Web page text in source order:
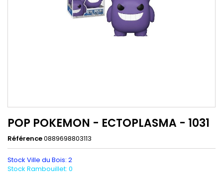
POP POKEMON - ECTOPLASMA - 1031
Référence0889698803113
Stock Ville du Bois: 2
Stock Rambouillet: 0